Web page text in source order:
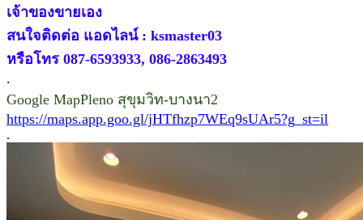
เจ้าของขายเอง
สนใจติดต่อ แอดไลน์ : ksmaster03
หรือโทร 087-6593933, 086-2863493
.
Google MapPleno สุขุมวิท-บางนา2
https://maps.app.goo.gl/jHTfhzp7WEq9sUAr5?g_st=il
.